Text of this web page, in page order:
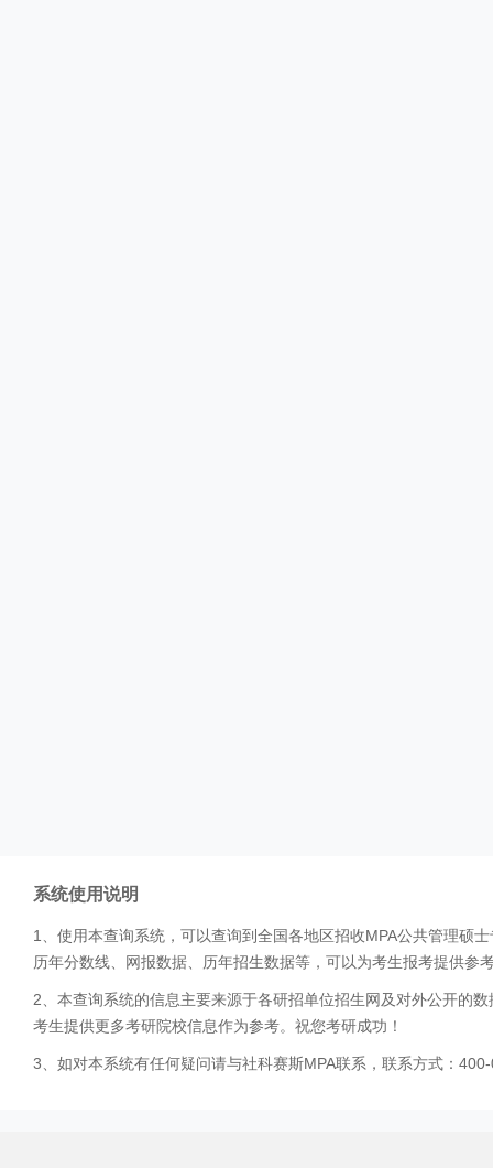
系统使用说明
1、使用本查询系统，可以查询到全国各地区招收MPA公共管理硕
历年分数线、网报数据、历年招生数据等，可以为考生报考提供参
2、本查询系统的信息主要来源于各研招单位招生网及对外公开的
考生提供更多考研院校信息作为参考。祝您考研成功！
3、如对本系统有任何疑问请与社科赛斯MPA联系，联系方式：